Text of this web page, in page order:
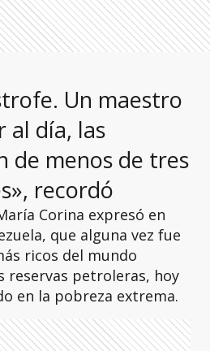
Un maestro
al día, las
de menos de tres
recordó
Corina expresó en
que alguna vez fue
ricos del mundo
reservas petroleras, hoy
en la pobreza extrema.